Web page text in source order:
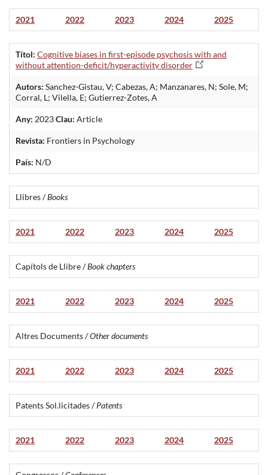
2021 2022 2023 2024 2025
Títol: Cognitive biases in first-episode psychosis with and
without attention-deficit/hyperactivity disorder
Autors: Sanchez-Gistau, V; Cabezas, A; Manzanares, N; Sole, M;
Corral, L; Vilella, E; Gutierrez-Zotes, A
Any: 2023Clau: Article
Revista: Frontiers in Psychology
País: N/D
Llibres /Books
2021 2022 2023 2024 2025
Capítols de Llibre /Book chapters
2021 2022 2023 2024 2025
Altres Documents /Other documents
2021 2022 2023 2024 2025
Patents Sol.licitades /Patents
2021 2022 2023 2024 2025